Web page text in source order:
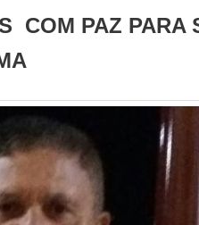
COM PAZ PARA